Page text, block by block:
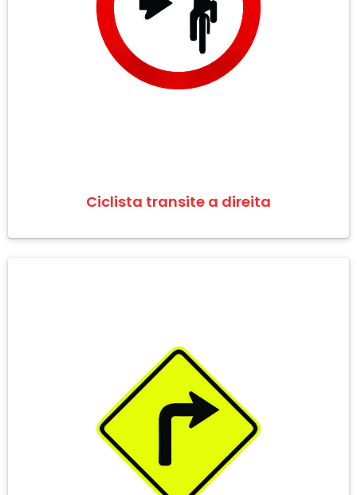
Ciclista transite a direita